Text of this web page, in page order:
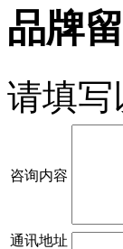
品牌
请填写
咨询内容
通讯地址